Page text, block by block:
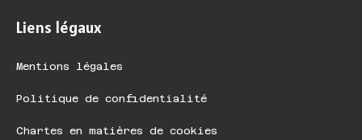
Liens légaux
Mentions légales
Politique de confidentialité
Chartes en matières de cookies